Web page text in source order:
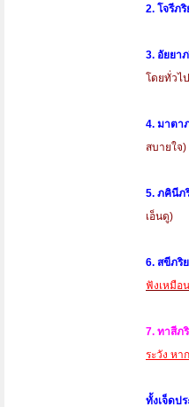
2. โจรีภริ
3. อัยยา
โดยทั่วไ
4. มาตา
สบายใจ)
5. ภคินีภ
เอ็นดู)
6. สขีภริ
ฟังเหมือ
7. ทาสีภ
ระวัง หา
ทั้งเจ็ดป